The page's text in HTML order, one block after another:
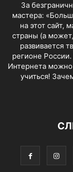
За
мастера:
на этот сайт,
страны (а
развивается
регионе
Интернета можно
учиться!